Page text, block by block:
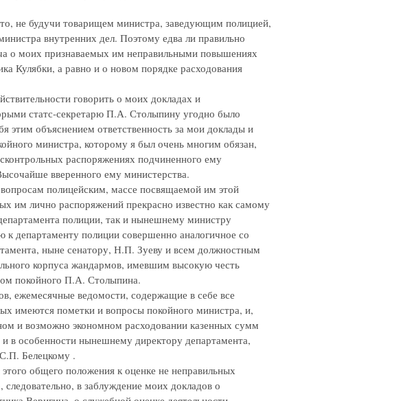
не будучи товарищем министра, заведующим полицией,
внутренних дел. Поэтому едва ли правильно
о моих признаваемых им неправильными повышениях
Кулябки, а равно и о новом порядке расходования
говорить о моих докладах и
статс-секретарю П.А. Столыпину угодно было
этим объяснением ответственность за мои доклады и
министра, которому я был очень многим обязан,
распоряжениях подчиненного ему
вверенного ему министерства.
полицейским, массе посвящаемой им этой
им лично распоряжений прекрасно известно как самому
полиции, так и нынешнему министру
департаменту полиции совершенно аналогичное со
ныне сенатору, Н.П. Зуеву и всем должностным
корпуса жандармов, имевшим высокую честь
покойного П.А. Столыпина.
ежемесячные ведомости, содержащие в себе все
имеются пометки и вопросы покойного министра, и,
и возможно экономном расходовании казенных сумм
в особенности нынешнему директору департамента,
Белецкому .
общего положения к оценке не неправильных
в заблуждение моих докладов о